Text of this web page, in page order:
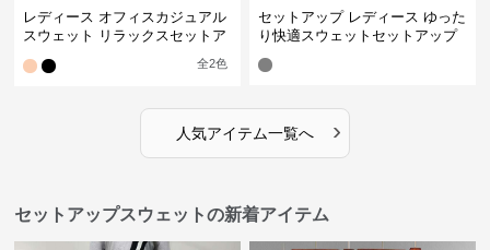
レディース オフィスカジュアル
スウェット リラックスセットア
全2色
セットアップ レディース ゆった
り快適スウェットセットアップ
人気アイテム一覧へ ›
セットアップスウェットの新着アイテム